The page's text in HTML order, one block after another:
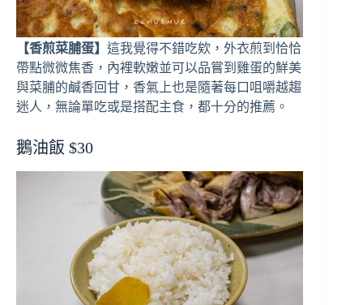
【香煎菜脯蛋】 這我覺得不錯吃欸，外衣煎到恰恰
帶點微微焦香，內裡軟嫩並可以品嘗到雞蛋的鮮美
與菜脯的鹹香回甘，香氣上也是隨著每口咀嚼越趨
迷人，無論單吃或是搭配主食，都十分的推薦。
鵝油飯 $30